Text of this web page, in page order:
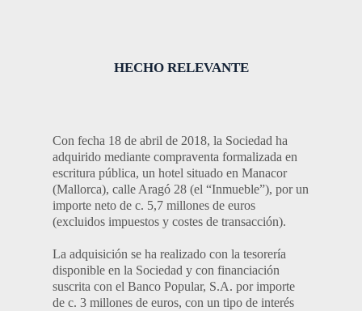
HECHO RELEVANTE
Con fecha 18 de abril de 2018, la Sociedad ha
adquirido mediante compraventa formalizada en
escritura pública, un hotel situado en Manacor
(Mallorca), calle Aragó 28 (el “Inmueble”), por un
importe neto de c. 5,7 millones de euros
(excluidos impuestos y costes de transacción).
La adquisición se ha realizado con la tesorería
disponible en la Sociedad y con financiación
suscrita con el Banco Popular, S.A. por importe
de c. 3 millones de euros, con un tipo de interés